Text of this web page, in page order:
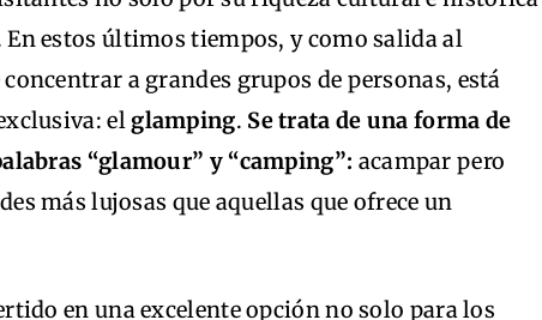
estos últimos tiempos, y como salida al
a grandes grupos de personas, está
elglamping. Se trata de una forma de
“glamour” y “camping”: acampar pero
más lujosas que aquellas que ofrece un
en una excelente opción no solo para los